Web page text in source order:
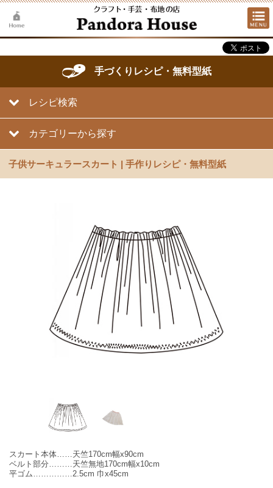
手づくりレシピ・無料型紙
レシピ検索
カテゴリーから探す
子供サーキュラースカート | 手作りレシピ・無料型紙
スカート本体……天竺170cm幅x90cm
ベルト部分………天竺無地170cm幅x10cm
平ゴム……………2.5cm 巾x45cm